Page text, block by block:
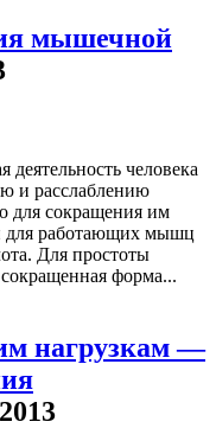
мышечной
деятельность человека
и расслаблению
для сокращения им
для работающих мышц
Для простоты
форма...
нагрузкам —